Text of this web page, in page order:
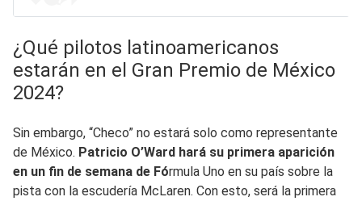
¿Qué pilotos latinoamericanos
estarán en el Gran Premio de México
2024?
Sin embargo, “Checo” no estará solo como representante
de México. Patricio O’Ward hará su primera aparición
en un fin de semana de Fórmula Uno en su país sobre la
pista con la escudería McLaren. Con esto, será la primera